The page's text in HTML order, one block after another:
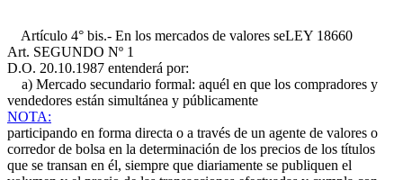
Artículo 4° bis.- En los mercados de valores seLEY 18660
Art. SEGUNDO Nº 1
D.O. 20.10.1987 entenderá por:
a) Mercado secundario formal: aquél en que los compradores y
vendedores están simultánea y públicamente
NOTA:
participando en forma directa o a través de un agente de valores o
corredor de bolsa en la determinación de los precios de los títulos
que se transan en él, siempre que diariamente se publiquen el